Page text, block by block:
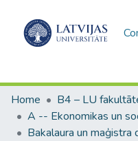
Home